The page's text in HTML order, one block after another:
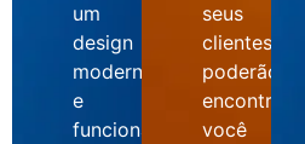
um
design
moderno
e
funcional,
seus
clientes
poderão
encontrar
você